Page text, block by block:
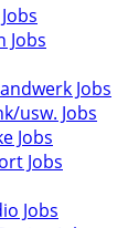
Jobs
Jobs
usw. Jobs
Jobs
Jobs
Jobs